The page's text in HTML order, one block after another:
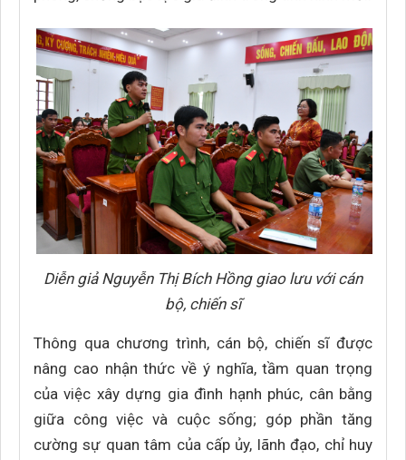
Diễn giả Nguyễn Thị Bích Hồng giao lưu với cán
bộ, chiến sĩ
Thông qua chương trình, cán bộ, chiến sĩ được
nâng cao nhận thức về ý nghĩa, tầm quan trọng
của việc xây dựng gia đình hạnh phúc, cân bằng
giữa công việc và cuộc sống; góp phần tăng
cường sự quan tâm của cấp ủy, lãnh đạo, chỉ huy